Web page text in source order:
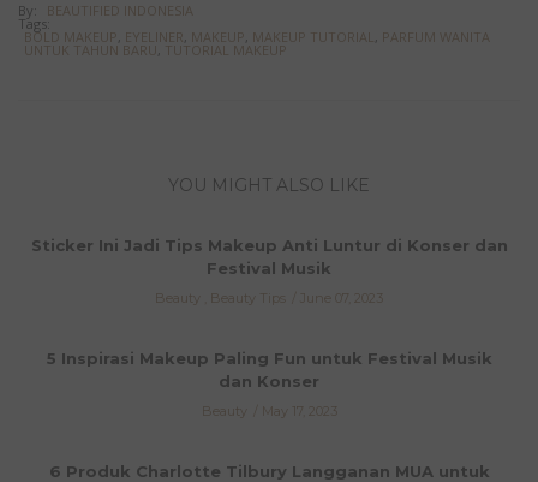
By: BEAUTIFIED INDONESIA
Tags:
BOLD MAKEUP, EYELINER, MAKEUP, MAKEUP TUTORIAL , PARFUM WANITA
UNTUK TAHUN BARU, TUTORIAL MAKEUP
YOU MIGHT ALSO LIKE
Sticker Ini Jadi Tips Makeup Anti Luntur di Konser dan
Festival Musik
Beauty Beauty Tips June 07, 2023
5 Inspirasi Makeup Paling Fun untuk Festival Musik
dan Konser
Beauty May 17, 2023
6 Produk Charlotte Tilbury Langganan MUA untuk